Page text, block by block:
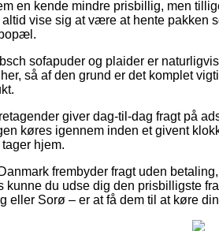
en kende mindre prisbillig, men
altid vise sig at være at hente pakken
sofapuder og plaider er
så af den grund er det komplet
giver dag-til-dag fragt på
køres igennem inden et givent
hjem.
frembyder fragt uden
du udse dig den prisbilligste
eller Sorø – er at få dem til at køre